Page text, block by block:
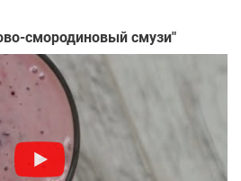
смородиновый смузи"